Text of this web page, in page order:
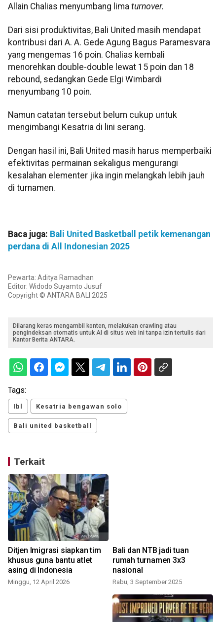
Allain Chalias menyumbang lima turnover.
Dari sisi produktivitas, Bali United masih mendapat
kontribusi dari A. A. Gede Agung Bagus Paramesvara
yang mengemas 16 poin. Chalias kembali
menorehkan double-double lewat 15 poin dan 18
rebound, sedangkan Gede Elgi Wimbardi
menyumbang 10 poin.
Namun catatan tersebut belum cukup untuk
mengimbangi Kesatria di lini serang.
Dengan hasil ini, Bali United masih harus memperbaiki
efektivitas permainan sekaligus mengurangi
kesalahan elementer jika ingin melangkah lebih jauh
di turnamen.
Baca juga: Bali United Basketball petik kemenangan
perdana di All Indonesian 2025
Pewarta: Aditya Ramadhan
Editor: Widodo Suyamto Jusuf
Copyright © ANTARA BALI 2025
Dilarang keras mengambil konten, melakukan crawling atau
pengindeksan otomatis untuk AI di situs web ini tanpa izin tertulis dari
Kantor Berita ANTARA.
Tags:
Ibl Kesatria bengawan solo
Bali united basketball
Terkait
Ditjen Imigrasi siapkan tim
khusus guna bantu atlet
asing di Indonesia
Minggu, 12 April 2026
Bali dan NTB jadi tuan
rumah turnamen 3x3
nasional
Rabu, 3 September 2025